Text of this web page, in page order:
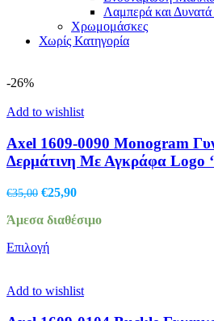
Λαμπερά και
Χρωμομάσκες
Χωρίς Κατηγορία
-26%
Add to wishlist
Axel 1609-0090 Monogram
Δερμάτινη Με Αγκράφα Logo
€35,00 Original
was:
€25,90Η
τιμή
Άμεσα διαθέσιμο
ΕπιλογήΑυτό
έχει
Add to wishlist